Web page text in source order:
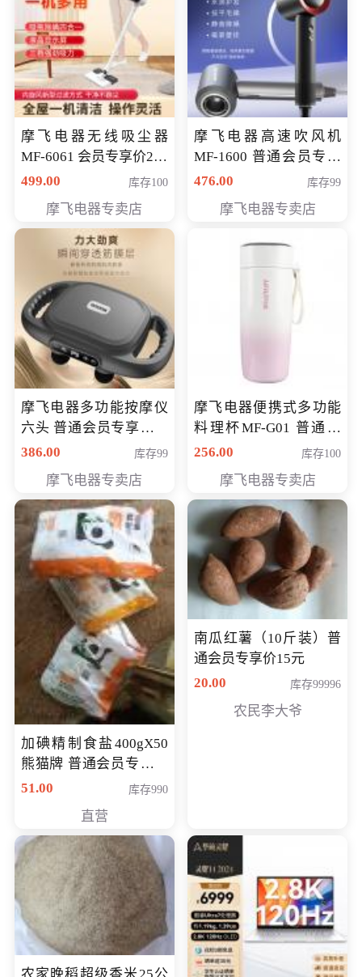
摩飞电器无线吸尘器
MF-6061 会员专享价299
元
499.00 库存100
摩飞电器专卖店
摩飞电器高速吹风机
MF-1600 普通会员专享
价298元
476.00 库存99
摩飞电器专卖店
摩飞电器多功能按摩仪
六头 普通会员专享价格
199元
386.00 库存99
摩飞电器专卖店
摩飞电器便携式多功能
料理杯MF-G01 普通会
员专享价格118元
256.00 库存100
摩飞电器专卖店
加碘精制食盐400gX50
熊猫牌 普通会员专享价
格50元
51.00 库存990
直营
南瓜红薯（10斤装）普
通会员专享价15元
20.00
库存99996
农民李大爷